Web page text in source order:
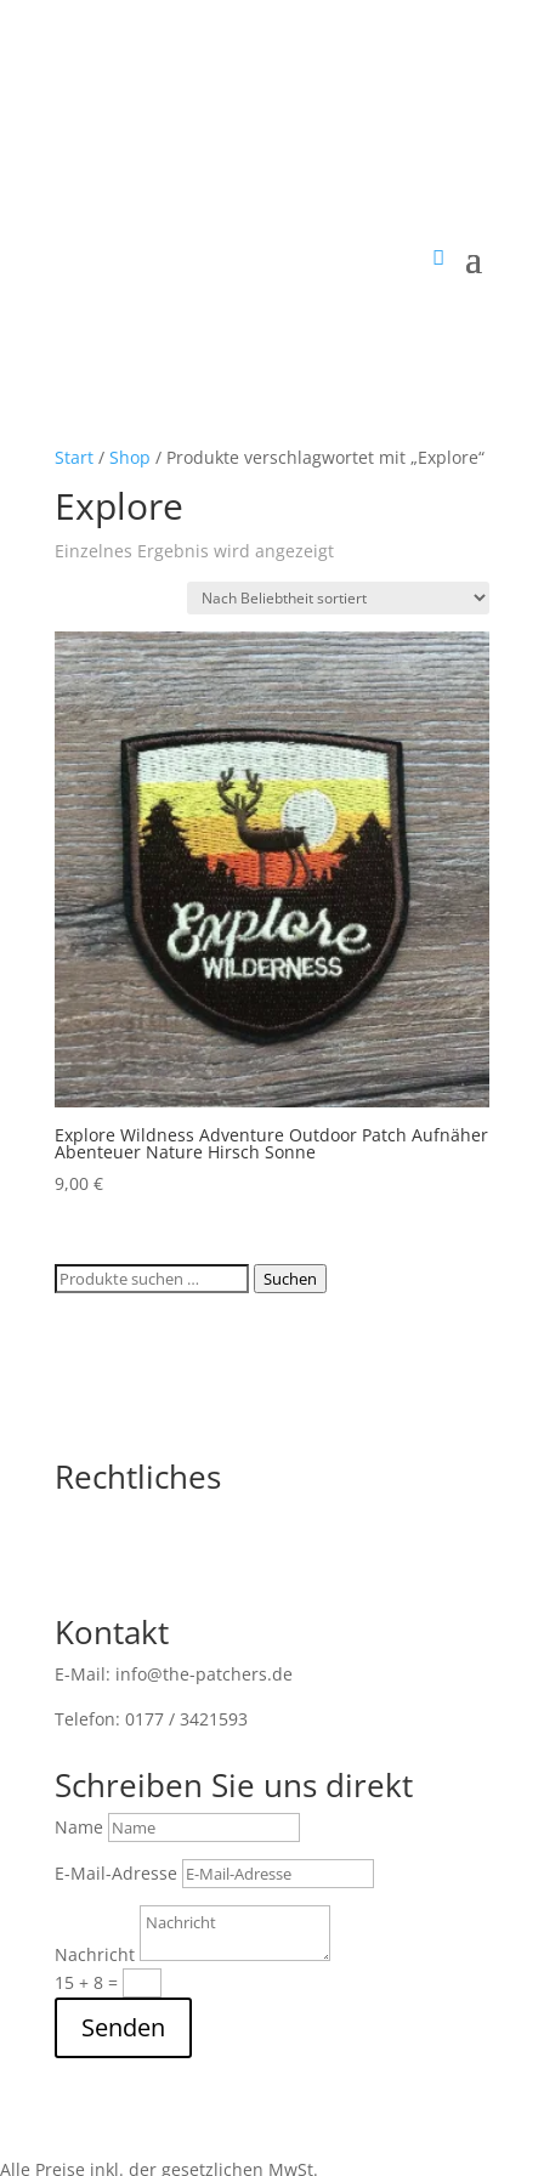
Start/ Shop / Produkte verschlagwortet mit „Explore“
Explore
Einzelnes Ergebnis wird angezeigt
Explore Wildness Adventure Outdoor Patch Aufnäher
Abenteuer Nature Hirsch Sonne
9,00 €
Suchen
Suchen
Rechtliches
Kontakt
E-Mail: info@the-patchers.de
Telefon: 0177 / 3421593
Schreiben Sie uns direkt
Name
E-Mail-Adresse
Nachricht
15 + 8=
Senden
Alle Preise inkl. der gesetzlichen MwSt.